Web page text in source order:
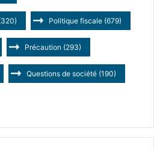
Politique fiscale (679)
Précaution (293)
Questions de société (190)